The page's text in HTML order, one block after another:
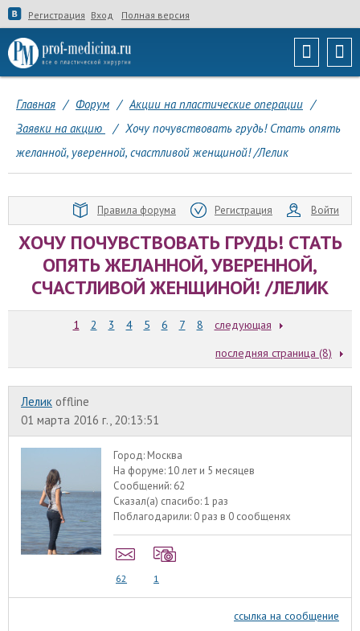
Регистрация Вход Полная версия
Главная / Форум / Акции на пластические операции /
Заявки на акцию
/ Хочу почувствовать грудь! Стать опять
желанной, уверенной, счастливой женщиной! /Лелик
Правила форума Регистрация Войти
ХОЧУ ПОЧУВСТВОВАТЬ ГРУДЬ! СТАТЬ
ОПЯТЬ ЖЕЛАННОЙ, УВЕРЕННОЙ,
СЧАСТЛИВОЙ ЖЕНЩИНОЙ! /ЛЕЛИК
1 2 3 4 5 6 7 8
следующая
последняя страница (8)
Лелик offline
01 марта 2016 г., 20:13:51
Город: Москва
На форуме:10 лет и 5 месяцев
Сообщений: 62
Сказал(а) спасибо:1 раз
Поблагодарили: 0 раз в 0 сообщенях
62 1
ссылка на сообщение